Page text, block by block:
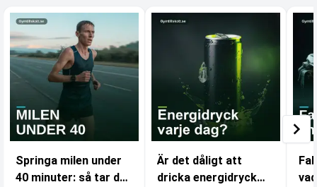
Springa milen under
40 minuter: så tar du
Är det dåligt att
dricka energidryck